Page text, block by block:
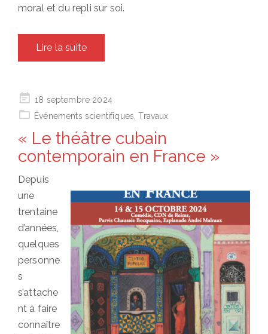
moral et du repli sur soi.
Lire la suite
Posted
on
18 septembre 2024
Événements scientifiques ,Travaux
« Le théâtre cubain
contemporain en France »
Depuis
une
trentaine
d’années,
quelques
personne
s
s’attache
nt à faire
connaître